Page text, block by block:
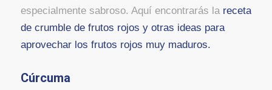
especialmente sabroso. Aquí encontrarás la receta
de crumble de frutos rojos y otras ideas para
aprovechar los frutos rojos muy maduros.
Cúrcuma